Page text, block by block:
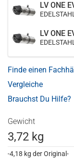
LV ONE
LV ONE
Finde einen
Vergleiche
Brauchst Du Hilfe?
Gewicht
3,72 kg
-4,18 kg der Original-